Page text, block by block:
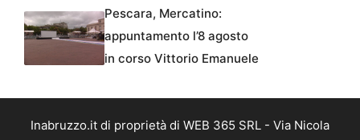
Pescara, Mercatino:
appuntamento l’8 agosto
in corso Vittorio Emanuele
Inabruzzo.it di proprietà di WEB 365 SRL - Via Nicola